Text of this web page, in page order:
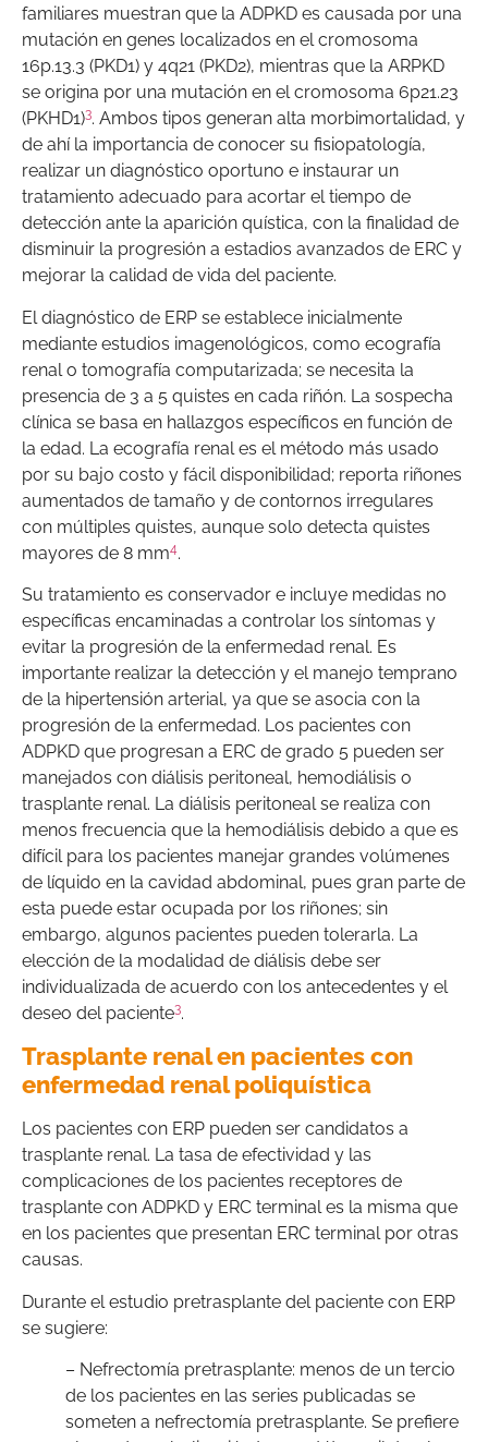
familiares muestran que la ADPKD es causada por una
mutación en genes localizados en el cromosoma
16p.13.3 (PKD1) y 4q21 (PKD2), mientras que la ARPKD
se origina por una mutación en el cromosoma 6p21.23
(PKHD1)3. Ambos tipos generan alta morbimortalidad, y
de ahí la importancia de conocer su fisiopatología,
realizar un diagnóstico oportuno e instaurar un
tratamiento adecuado para acortar el tiempo de
detección ante la aparición quística, con la finalidad de
disminuir la progresión a estadios avanzados de ERC y
mejorar la calidad de vida del paciente.
El diagnóstico de ERP se establece inicialmente
mediante estudios imagenológicos, como ecografía
renal o tomografía computarizada; se necesita la
presencia de 3 a 5 quistes en cada riñón. La sospecha
clínica se basa en hallazgos específicos en función de
la edad. La ecografía renal es el método más usado
por su bajo costo y fácil disponibilidad; reporta riñones
aumentados de tamaño y de contornos irregulares
con múltiples quistes, aunque solo detecta quistes
mayores de 8 mm4 .
Su tratamiento es conservador e incluye medidas no
específicas encaminadas a controlar los síntomas y
evitar la progresión de la enfermedad renal. Es
importante realizar la detección y el manejo temprano
de la hipertensión arterial, ya que se asocia con la
progresión de la enfermedad. Los pacientes con
ADPKD que progresan a ERC de grado 5 pueden ser
manejados con diálisis peritoneal, hemodiálisis o
trasplante renal. La diálisis peritoneal se realiza con
menos frecuencia que la hemodiálisis debido a que es
difícil para los pacientes manejar grandes volúmenes
de líquido en la cavidad abdominal, pues gran parte de
esta puede estar ocupada por los riñones; sin
embargo, algunos pacientes pueden tolerarla. La
elección de la modalidad de diálisis debe ser
individualizada de acuerdo con los antecedentes y el
deseo del paciente3.
Trasplante renal en pacientes con
enfermedad renal poliquística
Los pacientes con ERP pueden ser candidatos a
trasplante renal. La tasa de efectividad y las
complicaciones de los pacientes receptores de
trasplante con ADPKD y ERC terminal es la misma que
en los pacientes que presentan ERC terminal por otras
causas.
Durante el estudio pretrasplante del paciente con ERP
se sugiere:
– Nefrectomía pretrasplante: menos de un tercio
de los pacientes en las series publicadas se
someten a nefrectomía pretrasplante. Se prefiere